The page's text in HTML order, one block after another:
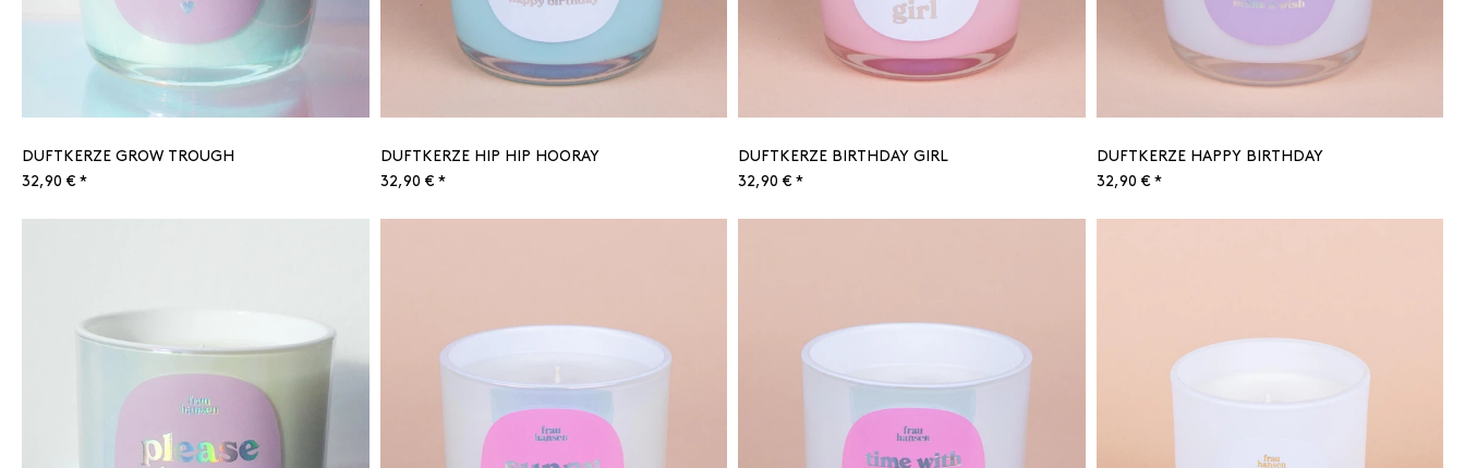
DUFTKERZE GROW TROUGH
32,90 € *
DUFTKERZE HIP HIP HOORAY
32,90 € *
DUFTKERZE BIRTHDAY GIRL
32,90 € *
DUFTKERZE HAPPY BIRTHDAY
32,90 € *